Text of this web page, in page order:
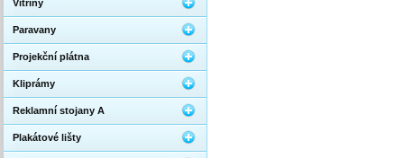
Vitríny
Paravany
Projekční plátna
Kliprámy
Reklamní stojany A
Plakátové lišty